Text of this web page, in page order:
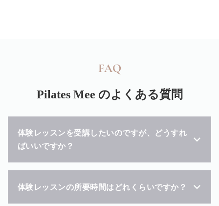
FAQ
Pilates Mee のよくある質問
体験レッスンを受講したいのですが、どうすれ
ばいいですか？
体験レッスンの所要時間はどれくらいですか？